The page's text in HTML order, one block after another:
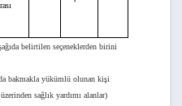
belirtilen seçeneklerden birini
bakmakla yükümlü olunan kişi
sağlık yardımı alanlar)